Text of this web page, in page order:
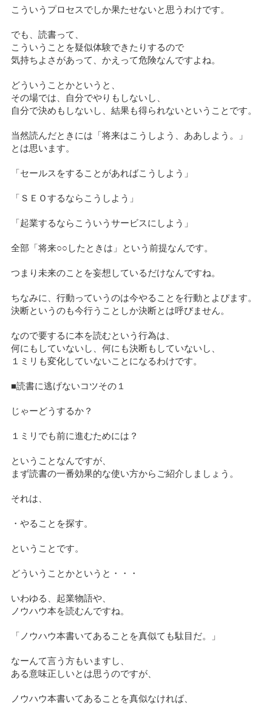
こういうプロセスでしか果たせないと思うわけです。
でも、読書って、
こういうことを疑似体験できたりするので
気持ちよさがあって、かえって危険なんですよね。
どういうことかというと、
その場では、自分でやりもしないし、
自分で決めもしないし、結果も得られないということです。
当然読んだときには「将来はこうしよう、ああしよう。」
とは思います。
「セールスをすることがあればこうしよう」
「ＳＥＯするならこうしよう」
「起業するならこういうサービスにしよう」
全部「将来○○したときは」という前提なんです。
つまり未来のことを妄想しているだけなんですね。
ちなみに、行動っていうのは今やることを行動とよぴます。
決断というのも今行うことしか決断とは呼びません。
なので要するに本を読むという行為は、
何にもしていないし、何にも決断もしていないし、
１ミリも変化していないことになるわけです。
■読書に逃げないコツその１
じゃーどうするか？
１ミリでも前に進むためには？
ということなんですが、
まず読書の一番効果的な使い方からご紹介しましょう。
それは、
・やることを探す。
ということです。
どういうことかというと・・・
いわゆる、起業物語や、
ノウハウ本を読むんですね。
「ノウハウ本書いてあることを真似ても駄目だ。」
なーんて言う方もいますし、
ある意味正しいとは思うのですが、
ノウハウ本書いてあることを真似なければ、